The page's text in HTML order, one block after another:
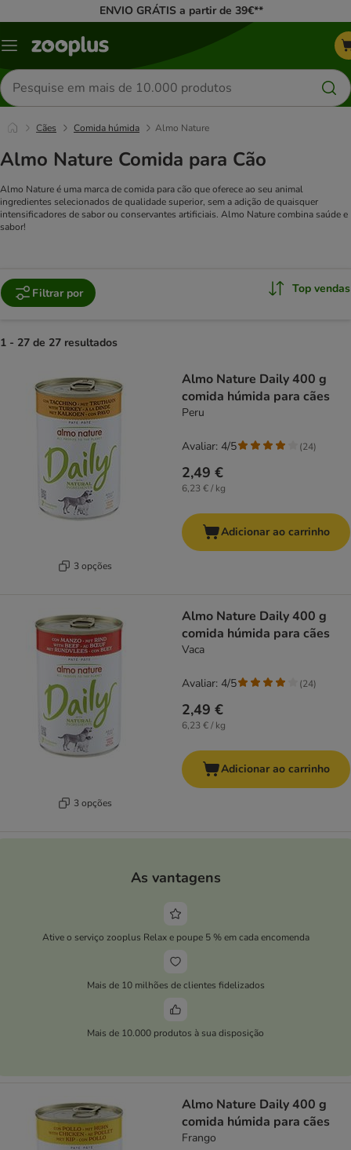
ENVIO GRÁTIS a partir de 39€**
Menu
Pesquisar
produtos
Cães Comida húmida Almo Nature
Almo Nature Comida para Cão
Almo Nature é uma marca de comida para cão que oferece ao seu animal
ingredientes selecionados de qualidade superior, sem a adição de quaisquer
intensificadores de sabor ou conservantes artificiais. Almo Nature combina saúde e
sabor!
Filtrar por Top vendas
1 - 27 de 27 resultados
3 opções
Almo Nature Daily 400 g
comida húmida para cães
Peru
2,49 €
6,23 € / kg
Avaliar: 4/5 (24)
Adicionar ao carrinho
3 opções
Almo Nature Daily 400 g
comida húmida para cães
Vaca
2,49 €
6,23 € / kg
Avaliar: 4/5 (24)
Adicionar ao carrinho
As vantagens
Ative o serviço zooplus Relax e poupe 5 % em cada encomenda
Mais de 10 milhões de clientes fidelizados
Mais de 10.000 produtos à sua disposição
Almo Nature Daily 400 g
comida húmida para cães
Frango